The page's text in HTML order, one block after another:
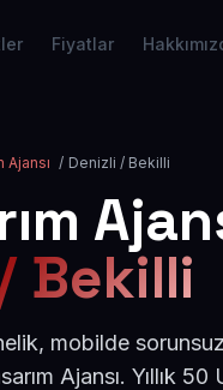
Fiyatlar
Ajansı / Denizli / Bekilli
Bekilli
mobilde
Ajansı. Yıllık 50